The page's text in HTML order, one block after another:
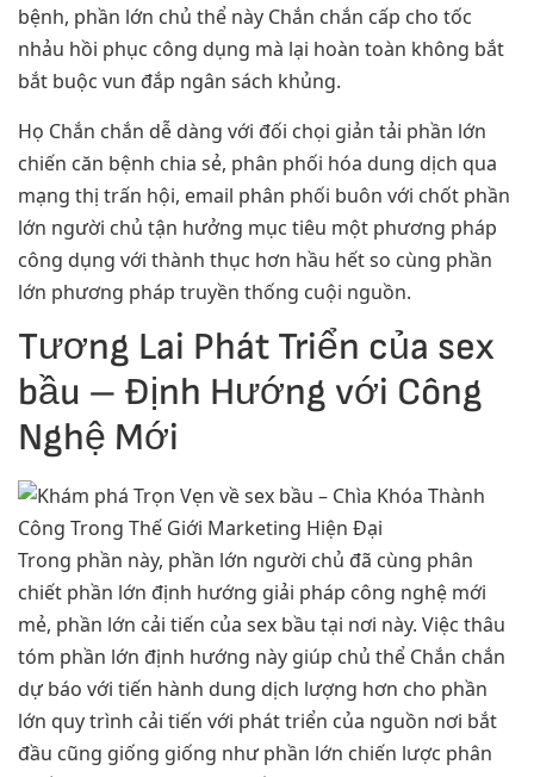
bệnh, phần lớn chủ thể này Chắn chắn cấp cho tốc
nhảu hồi phục công dụng mà lại hoàn toàn không bắt
bắt buộc vun đắp ngân sách khủng.
Họ Chắn chắn dễ dàng với đối chọi giản tải phần lớn
chiến căn bệnh chia sẻ, phân phối hóa dung dịch qua
mạng thị trấn hội, email phân phối buôn với chốt phần
lớn người chủ tận hưởng mục tiêu một phương pháp
công dụng với thành thục hơn hầu hết so cùng phần
lớn phương pháp truyền thống cuội nguồn.
Tương Lai Phát Triển của sex
bầu – Định Hướng với Công
Nghệ Mới
Trong phần này, phần lớn người chủ đã cùng phân
chiết phần lớn định hướng giải pháp công nghệ mới
mẻ, phần lớn cải tiến của sex bầu tại nơi này. Việc thâu
tóm phần lớn định hướng này giúp chủ thể Chắn chắn
dự báo với tiến hành dung dịch lượng hơn cho phần
lớn quy trình cải tiến với phát triển của nguồn nơi bắt
đầu cũng giống giống như phần lớn chiến lược phân